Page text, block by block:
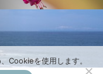
Cookieを使用します。